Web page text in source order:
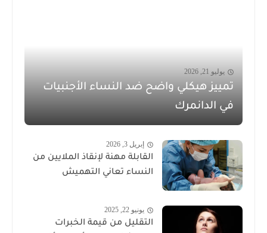
يوليو 21, 2026
تمييز هيكلي واضح ضد النساء الأجنبيات
في الدانمرك
إبريل 3, 2026
القابلة مهنة لإنقاذ الملايين من
النساء تعاني التهميش
يونيو 22, 2025
التقليل من قيمة الخبرات